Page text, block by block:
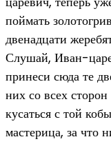
поймать
двенадцати
Слушай, Иван-
принеси сюда те
них со всех
кусаться с той
мастерица, за что